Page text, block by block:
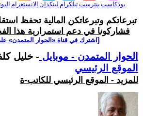
الانستغرام لينكدإن تيلكرامبنترست بودكاست
تبرعاتكم وتبرعاتكن المالية تحفظ
فشاركونا في دعم استمرارية هذا
[اشترك في قناة ‫«الحوار المتمدن»
الحوار المتمدن - موبايل - خليل
الموقع الرئيسي
للمزيد - الموقع الرئيسي للكاتب-ة